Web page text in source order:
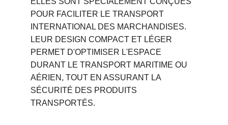
POUR FACILITER LE TRANSPORT
INTERNATIONAL DES MARCHANDISES.
LEUR DESIGN COMPACT ET LÉGER
PERMET D'OPTIMISER L'ESPACE
DURANT LE TRANSPORT MARITIME OU
AÉRIEN, TOUT EN ASSURANT LA
SÉCURITÉ DES PRODUITS
TRANSPORTÉS.